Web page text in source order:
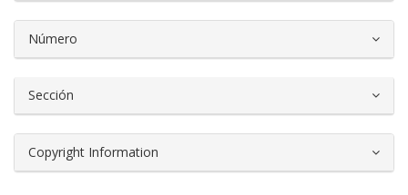
Número
Sección
Copyright Information